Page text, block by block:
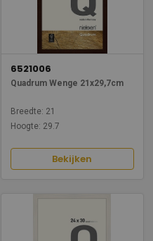
6521006
Quadrum Wenge 21x29,7cm
Breedte: 21
Hoogte: 29.7
Bekijken